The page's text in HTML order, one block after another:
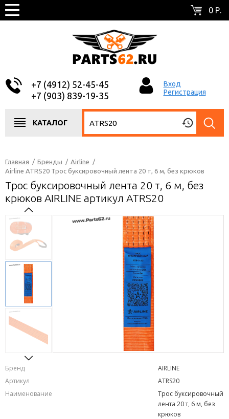
0 Р.
+7 (4912) 52-45-45
+7 (903) 839-19-35
Вход
Регистрация
КАТАЛОГ
Главная / Бренды / Airline /
Airline ATRS20 Трос буксировочный лента 20 т, 6 м, без крюков
Трос буксировочный лента 20 т, 6 м, без
крюков AIRLINE артикул ATRS20
Бренд
AIRLINE
Артикул
ATRS20
Наименование
Трос буксировочный
лента 20 т, 6 м, без
крюков